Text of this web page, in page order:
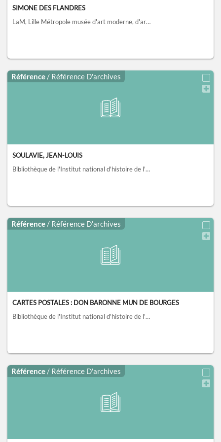
SIMONE DES FLANDRES
LaM, Lille Métropole musée d'art moderne, d'art contemporain et d'art brut, Villeneuve-d'Ascq
Référence / Référence D'archives
SOULAVIE, JEAN-LOUIS
Bibliothèque de l'Institut national d'histoire de l'art, collections Jacques Doucet, Paris
Référence / Référence D'archives
CARTES POSTALES : DON BARONNE MUN DE BOURGES
Bibliothèque de l'Institut national d'histoire de l'art, collections Jacques Doucet, Paris
Référence / Référence D'archives